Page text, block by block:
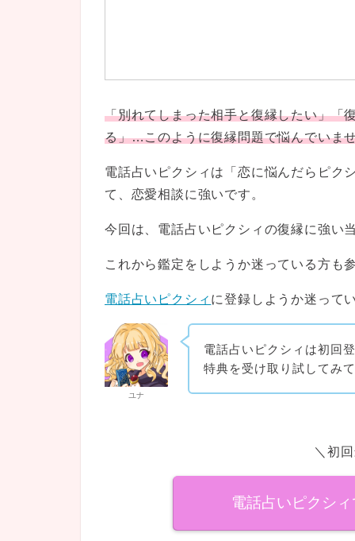
「別れてしまった相手と復縁したい」「
る」…このように復縁問題で悩んでいま
電話占いピクシィは「恋に悩んだらピク
て、恋愛相談に強いです。
今回は、電話占いピクシィの復縁に強い
これから鑑定をしようか迷っている方も
電話占いピクシィ に登録しようか迷って
ユナ
電話占いピクシィは初回
特典を受け取り試してみ
＼初
電話占いピクシ